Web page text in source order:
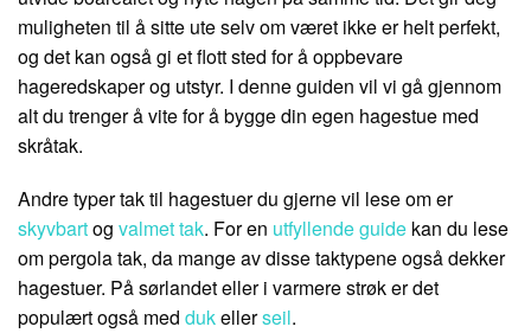
muligheten til å sitte ute selv om været ikke er helt perfekt,
og det kan også gi et flott sted for å oppbevare
hageredskaper og utstyr. I denne guiden vil vi gå gjennom
alt du trenger å vite for å bygge din egen hagestue med
skråtak.
Andre typer tak til hagestuer du gjerne vil lese om er
skyvbartog valmet tak. For en utfyllende guide kan du lese
om pergola tak, da mange av disse taktypene også dekker
hagestuer. På sørlandet eller i varmere strøk er det
populært også med dukellerseil.